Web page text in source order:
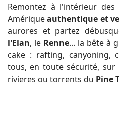
Remontez à l'intérieur
Amériqueauthentique et
aurores et partez
l'Elan, le Renne... la bête à
cake : rafting, canyoning,
tous, en toute sécurité, sur
rivieres ou torrents du Pine